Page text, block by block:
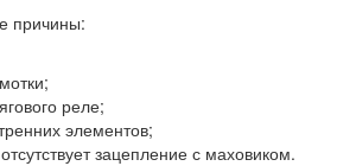
причины:
реле;
элементов;
зацепление с маховиком.